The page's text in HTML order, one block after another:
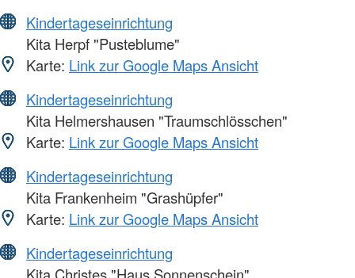
Kindertageseinrichtung
Kita Herpf "Pusteblume"
Karte: Link zur Google Maps Ansicht
Kindertageseinrichtung
Kita Helmershausen "Traumschlösschen"
Karte: Link zur Google Maps Ansicht
Kindertageseinrichtung
Kita Frankenheim "Grashüpfer"
Karte: Link zur Google Maps Ansicht
Kindertageseinrichtung